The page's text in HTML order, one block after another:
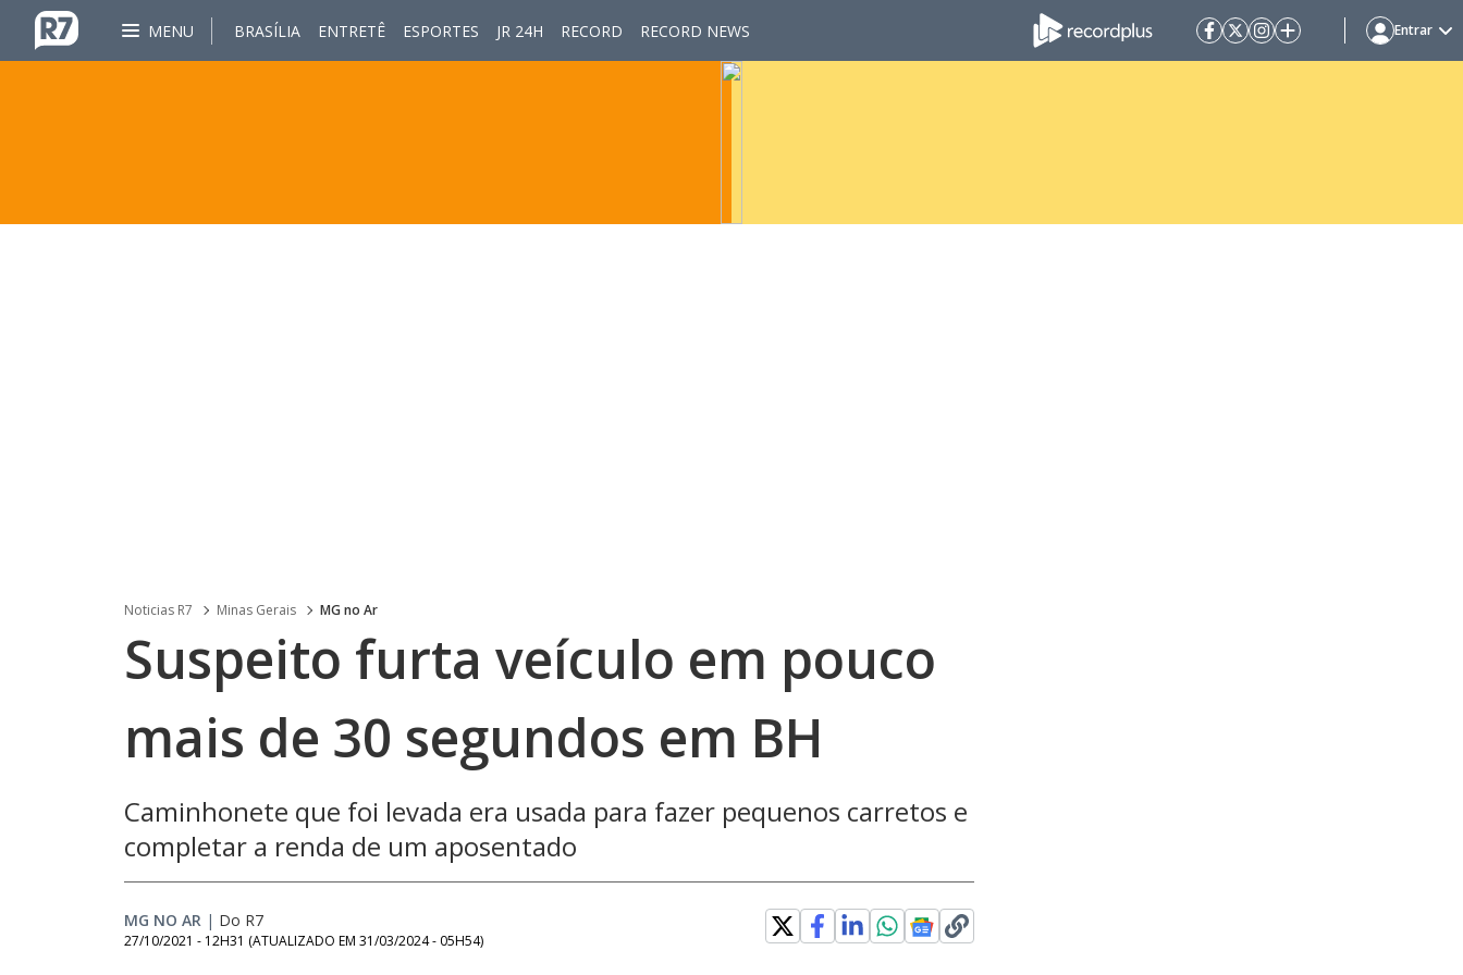
MENU BRASÍLIA ENTRETÊ ESPORTES JR 24H RECORD RECORD NEWS Entrar
Noticias R7 Minas Gerais MG no Ar
Suspeito furta veículo em pouco
mais de 30 segundos em BH
Caminhonete que foi levada era usada para fazer pequenos carretos e
completar a renda de um aposentado
MG NO AR | Do R7
27/10/2021 - 12H31 (ATUALIZADO EM 31/03/2024 - 05H54)